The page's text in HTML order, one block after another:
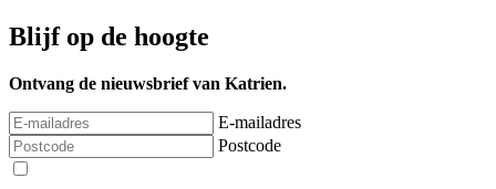
Blijf op de hoogte
Ontvang de nieuwsbrief van Katrien.
E-mailadres
Postcode